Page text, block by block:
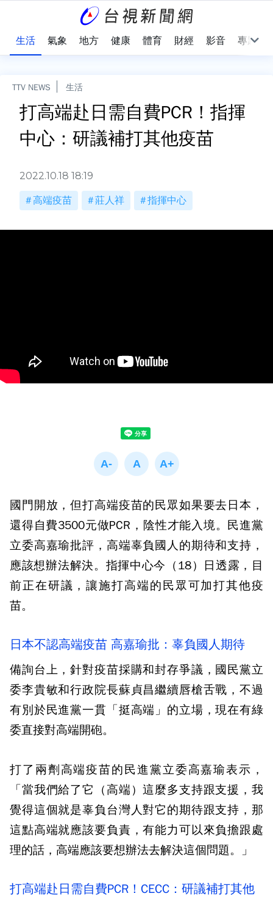
生活 氣象 地方 健康 體育 財經 影音 專題
TTV NEWS 生活
打高端赴日需自費PCR！指揮
中心：研議補打其他疫苗
2022.10.18 18:19
高端疫苗 莊人祥 指揮中心
國門開放，但打高端疫苗的民眾如果要去日本，
還得自費3500元做PCR，陰性才能入境。民進黨
立委高嘉瑜批評，高端辜負國人的期待和支持，
應該想辦法解決。指揮中心今（18）日透露，目
前正在研議，讓施打高端的民眾可加打其他疫
苗。
日本不認高端疫苗 高嘉瑜批：辜負國人期待
備詢台上，針對疫苗採購和封存爭議，國民黨立
委李貴敏和行政院長蘇貞昌繼續唇槍舌戰，不過
有別於民進黨一貫「挺高端」的立場，現在有綠
委直接對高端開砲。
打了兩劑高端疫苗的民進黨立委高嘉瑜表示，
「當我們給了它（高端）這麼多支持跟支援，我
覺得這個就是辜負台灣人對它的期待跟支持，那
這點高端就應該要負責，有能力可以來負擔跟處
理的話，高端應該要想辦法去解決這個問題。」
打高端赴日需自費PCR！CECC：研議補打其他